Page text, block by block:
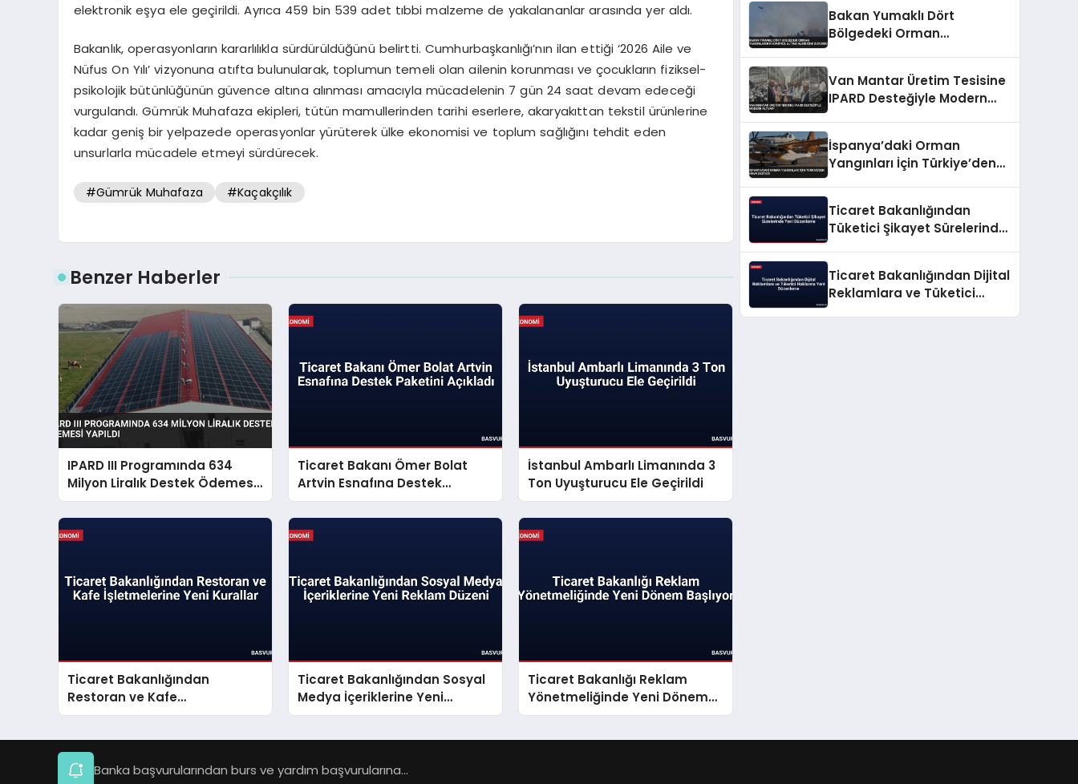
elektronik eşya ele geçirildi. Ayrıca 459 bin 539 adet tıbbi malzeme de yakalananlar arasında yer aldı.
Bakanlık, operasyonların kararlılıkla sürdürüldüğünü belirtti. Cumhurbaşkanlığı’nın ilan ettiği ‘2026 Aile ve
Nüfus On Yılı’ vizyonuna atıfta bulunularak, toplumun temeli olan ailenin korunması ve çocukların fiziksel-
psikolojik bütünlüğünün güvence altına alınması amacıyla mücadelenin 7 gün 24 saat devam edeceği
vurgulandı. Gümrük Muhafaza ekipleri, tütün mamullerinden tarihi eserlere, akaryakıttan tekstil ürünlerine
kadar geniş bir yelpazede operasyonlar yürüterek ülke ekonomisi ve toplum sağlığını tehdit eden
unsurlarla mücadele etmeyi sürdürecek.
#Gümrük Muhafaza #Kaçakçılık
Benzer Haberler
IPARD III Programında 634
Milyon Liralık Destek Ödemesi
Yapıldı
Ticaret Bakanı Ömer Bolat
Artvin Esnafına Destek
Paketini Açıkladı
İstanbul Ambarlı Limanında 3
Ton Uyuşturucu Ele Geçirildi
Ticaret Bakanlığından
Restoran ve Kafe
İşletmelerine Yeni Kurallar
Ticaret Bakanlığından Sosyal
Medya İçeriklerine Yeni
Reklam Düzeni
Ticaret Bakanlığı Reklam
Yönetmeliğinde Yeni Dönem
Başlıyor
Bakan Yumaklı Dört
Bölgedeki Orman
Van Mantar Üretim Tesisine
IPARD Desteğiyle Modern
İspanya’daki Orman
Yangınları İçin Türkiye’den
Ticaret Bakanlığından
Tüketici Şikayet Sürelerinde
Ticaret Bakanlığından Dijital
Reklamlara ve Tüketici
Banka başvurularından burs ve yardım başvurularına...